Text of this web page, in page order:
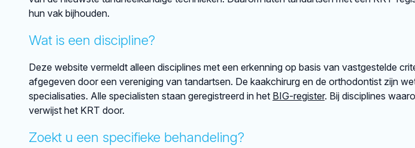
hun vak bijhouden.
Wat is een discipline?
Deze website vermeldt alleen disciplines met een erkenning op basis van vastgestelde
afgegeven door een vereniging van tandartsen. De kaakchirurg en de orthodontist zijn
specialisaties. Alle specialisten staan geregistreerd in het BIG-register. Bij disciplines
verwijst het KRT door.
Zoekt u een specifieke behandeling?